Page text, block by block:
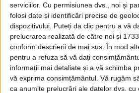
serviciilor. Cu permisiunea dvs., noi și
folosi date și identificări precise de
dispozitivului. Puteți da clic pentru a vă
prelucrarea realizată de către noi și
conform descrierii de mai sus. În mod
pentru a refuza să vă dați
informații mai detaliate și a vă schimba
vă exprima consimțământul. Vă rugăm
ca anumite prelucrări ale datelor dvs. cu
16 IANUARIE 2025, 12:13 PM 1
REȘIȚA – Pasionații de mașini clasice
la cea de-a patra ediție a Winter Rally,
excepție care promite să cucerească
automobilism. Anul acesta, traseul ales
Subotica – Reșița, reunind echipaje din
regiune!